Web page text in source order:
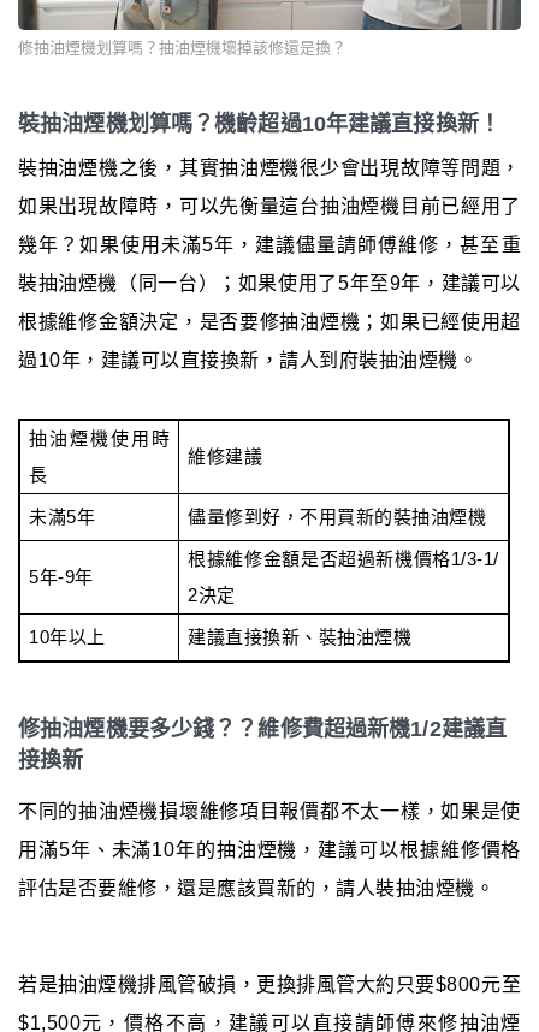
修抽油煙機划算嗎？抽油煙機壞掉該修還是換？
裝抽油煙機划算嗎？機齡超過10年建議直接換新！
裝抽油煙機之後，其實抽油煙機很少會出現故障等問題，
如果出現故障時，可以先衡量這台抽油煙機目前已經用了
幾年？如果使用未滿5年，建議儘量請師傅維修，甚至重
裝抽油煙機（同一台）；如果使用了5年至9年，建議可以
根據維修金額決定，是否要修抽油煙機；如果已經使用超
過10年，建議可以直接換新，請人到府裝抽油煙機。
抽油煙機使用時
長
維修建議
未滿5年 儘量修到好，不用買新的裝抽油煙機
5年-9年
根據維修金額是否超過新機價格1/3-1/
2決定
10年以上 建議直接換新、裝抽油煙機
修抽油煙機要多少錢？？維修費超過新機1/2建議直
接換新
不同的抽油煙機損壞維修項目報價都不太一樣，如果是使
用滿5年、未滿10年的抽油煙機，建議可以根據維修價格
評估是否要維修，還是應該買新的，請人裝抽油煙機。
若是抽油煙機排風管破損，更換排風管大約只要$800元至
$1,500元，價格不高，建議可以直接請師傅來修抽油煙